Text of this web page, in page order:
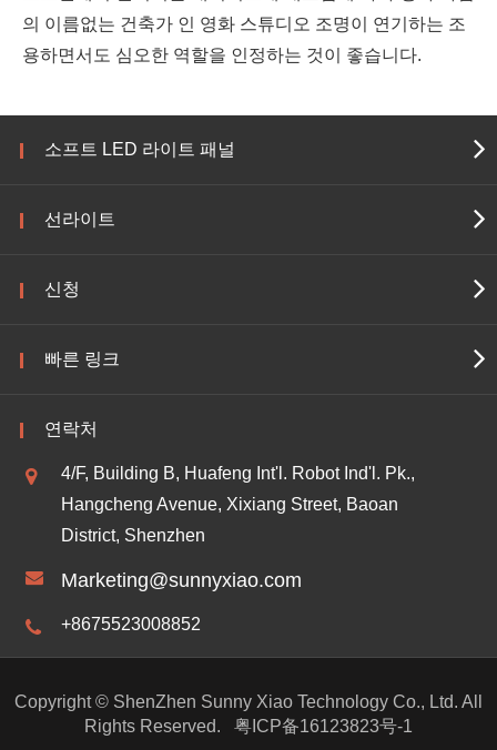
의 이름없는 건축가 인 영화 스튜디오 조명이 연기하는 조
용하면서도 심오한 역할을 인정하는 것이 좋습니다.
소프트 LED 라이트 패널
선라이트
신청
빠른 링크
연락처
4/F, Building B, Huafeng Int'l. Robot Ind'l. Pk.,
Hangcheng Avenue, Xixiang Street, Baoan
District, Shenzhen
Marketing@sunnyxiao.com
+8675523008852
Copyright © ShenZhen Sunny Xiao Technology Co., Ltd. All
Rights Reserved.
粤ICP备16123823号-1